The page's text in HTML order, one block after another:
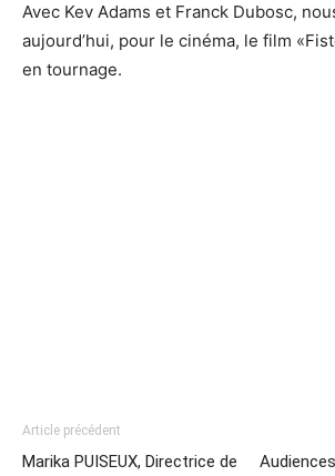
Avec Kev Adams et Franck Dubosc,
aujourd’hui, pour le cinéma, le film
en tournage.
Article précédent
Marika PUISEUX, Directrice de